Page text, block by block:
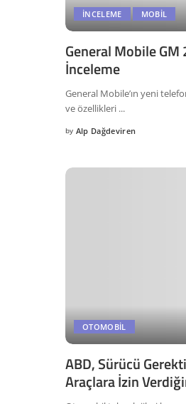
İNCELEME MOBIL
General Mobile
İnceleme
General Mobile’ın yeni
ve özellikleri ...
Posted
by Alp Dağdeviren
OTOMOBIL
ABD, Sürücü
Araçlara İzin